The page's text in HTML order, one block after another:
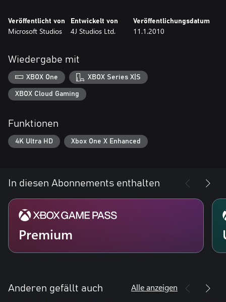
Veröffentlicht von
Microsoft Studios
Entwickelt von
4J Studios Ltd.
Veröffentlichungsdatum
11.1.2010
Wiedergabe mit
XBOX One XBOX Series X|S
XBOX Cloud Gaming
Funktionen
4K Ultra HD Xbox One X Enhanced
In diesen Abonnements enthalten
Premium
Anderen gefällt auch Alle anzeigen